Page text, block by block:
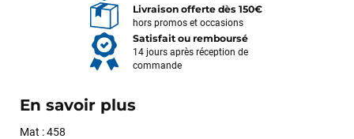
Livraison offerte dès 150€
hors promos et occasions
Satisfait ou remboursé
14 jours après réception de
commande
En savoir plus
Mat : 458